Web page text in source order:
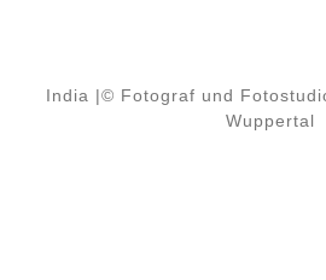
India |© Fotograf und
Wuppertal